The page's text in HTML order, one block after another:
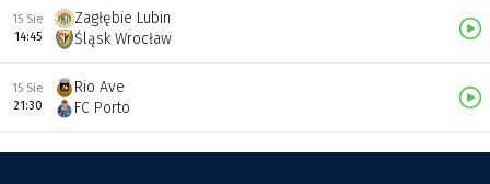
15 Sie
14:45
Zagłębie Lubin
Śląsk Wrocław
15 Sie
21:30
Rio Ave
FC Porto